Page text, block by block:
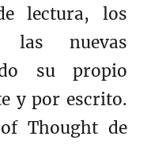
lectura, los
las nuevas
su propio
y por escrito.
Thought de